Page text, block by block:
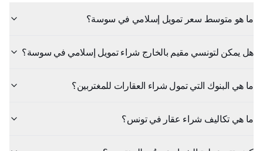
ما هو متوسط سعر تمويل إسلامي في سوسة؟
هل يمكن لتونسي مقيم بالخارج شراء تمويل إسلامي في سوسة؟
ما هي البنوك التي تمول شراء العقارات للمغتربين؟
ما هي تكاليف شراء عقار في تونس؟